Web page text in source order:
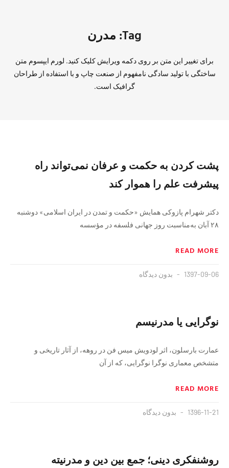
Tag: مدرن
برای تغییر این متن بر روی دکمه ویرایش کلیک کنید. لورم ایپسوم متن
ساختگی با تولید سادگی نامفهوم از صنعت چاپ و با استفاده از طراحان
گرافیک است.
پشت کردن به حکمت و عرفان نمی‌تواند راه
پیشرفت علم را هموار کند
دکتر شهرام پازوکی همایش «حکمت و تمدن در ایران اسلامی» دوشنبه
۲۸ آبان به‌مناسبت روز جهانی فلسفه در مؤسسه
READ MORE
1397-09-06 بدون دیدگاه
نوگرایی یا مدرنیسم
عمارت بارسلون، اثر لودویش میس فن در روهه، از آثار تاریخی و
متشخص معماری نوگرا نوگرایی، که از آن
READ MORE
1396-11-21 بدون دیدگاه
روشنفکری دینی؛ جمع بین دین و مدرنیته